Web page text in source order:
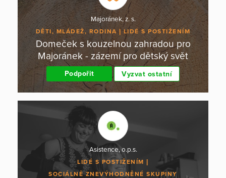
Majoránek, z. s.
DĚTI, MLÁDEŽ, RODINA LIDÉ S POSTIŽENÍM
Domeček s kouzelnou zahradou pro
Majoránek - zázemí pro dětský svět
Podpořit Vyzvat ostatní
Asistence, o.p.s.
LIDÉ S POSTIŽENÍM
SOCIÁLNĚ ZNEVÝHODNĚNÉ SKUPINY